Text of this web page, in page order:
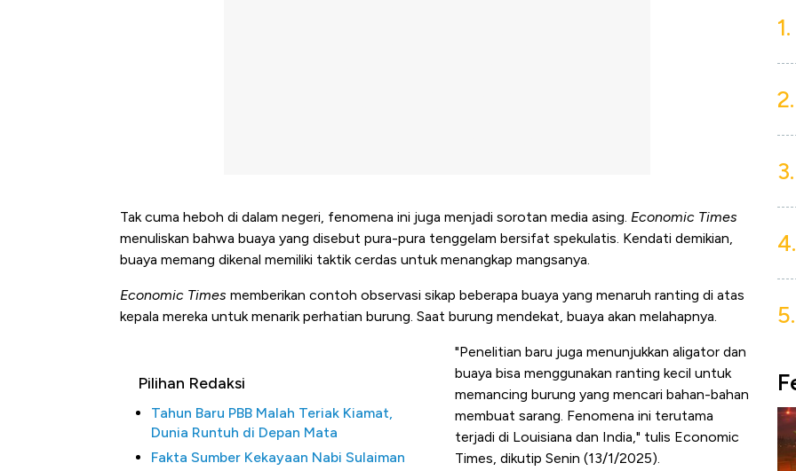
Tak cuma heboh di dalam negeri, fenomena ini juga menjadi sorotan media asing. Economic Times
menuliskan bahwa buaya yang disebut pura-pura tenggelam bersifat spekulatis. Kendati demikian,
buaya memang dikenal memiliki taktik cerdas untuk menangkap mangsanya.
Economic Times memberikan contoh observasi sikap beberapa buaya yang menaruh ranting di atas
kepala mereka untuk menarik perhatian burung. Saat burung mendekat, buaya akan melahapnya.
Pilihan Redaksi
Tahun Baru PBB Malah Teriak Kiamat,
Dunia Runtuh di Depan Mata
Fakta Sumber Kekayaan Nabi Sulaiman
"Penelitian baru juga menunjukkan aligator dan
buaya bisa menggunakan ranting kecil untuk
memancing burung yang mencari bahan-bahan
membuat sarang. Fenomena ini terutama
terjadi di Louisiana dan India," tulis Economic
Times, dikutip Senin (13/1/2025).
1.
2.
3.
4.
5.